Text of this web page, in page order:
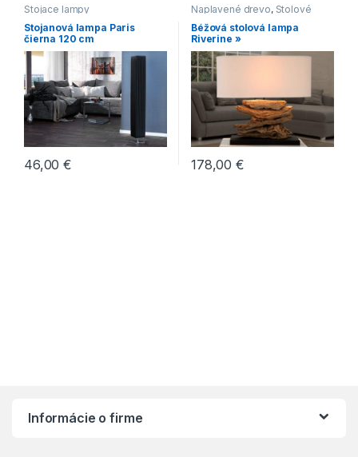
Stojace lampy
Stojanová lampa Paris
čierna 120 cm
46,00€
Naplavené drevo, Stolové
lampy
Béžová stolová lampa
Riverine »
178,00€
Informácie o firme